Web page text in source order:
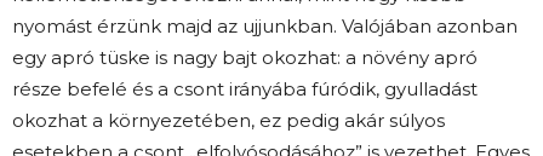
nyomást érzünk majd az ujjunkban. Valójában azonban
egy apró tüske is nagy bajt okozhat: a növény apró
része befelé és a csont irányába fúródik, gyulladást
okozhat a környezetében, ez pedig akár súlyos
esetekben a csont „elfolyósodásához” is vezethet. Egyes